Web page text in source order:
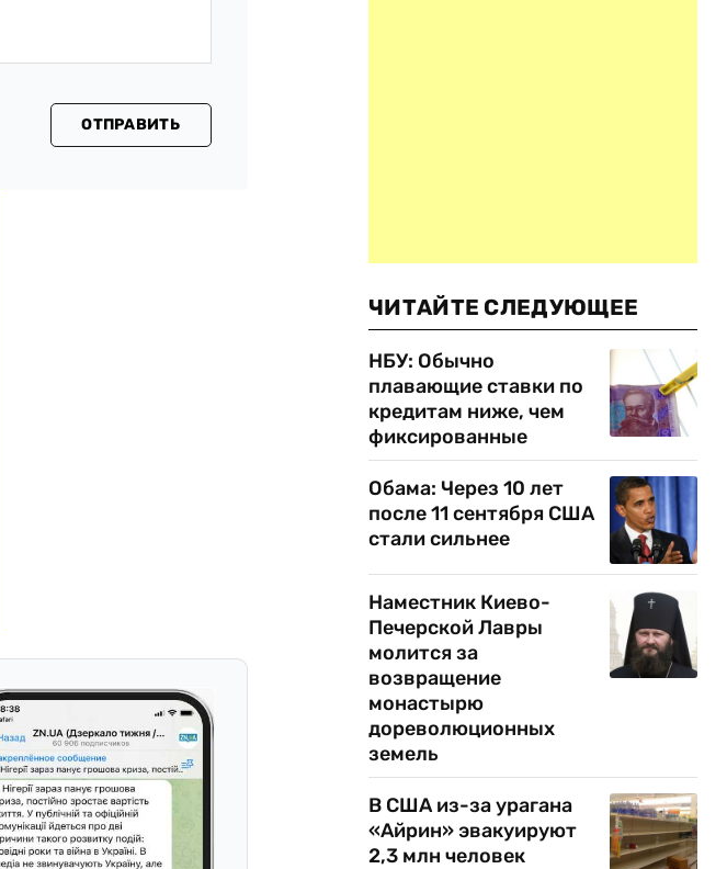
ОТПРАВИТЬ
ЧИТАЙТЕ СЛЕДУЮЩЕЕ
НБУ: Обычно
плавающие ставки по
кредитам ниже, чем
фиксированные
Обама: Через 10 лет
после 11 сентября США
стали сильнее
Наместник Киево-
Печерской Лавры
молится за
возвращение
монастырю
дореволюционных
земель
В США из-за урагана
«Айрин» эвакуируют
2,3 млн человек